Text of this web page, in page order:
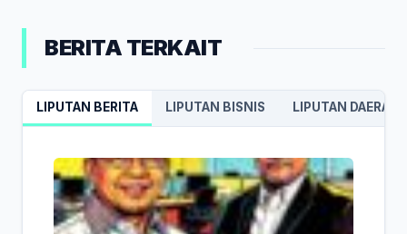
BERITA TERKAIT
LIPUTAN BERITA LIPUTAN BISNIS LIPUTAN DAERAH